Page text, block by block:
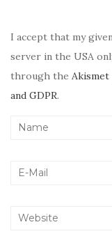
I accept that my
server in the USA
through the Akismet
and GDPR.